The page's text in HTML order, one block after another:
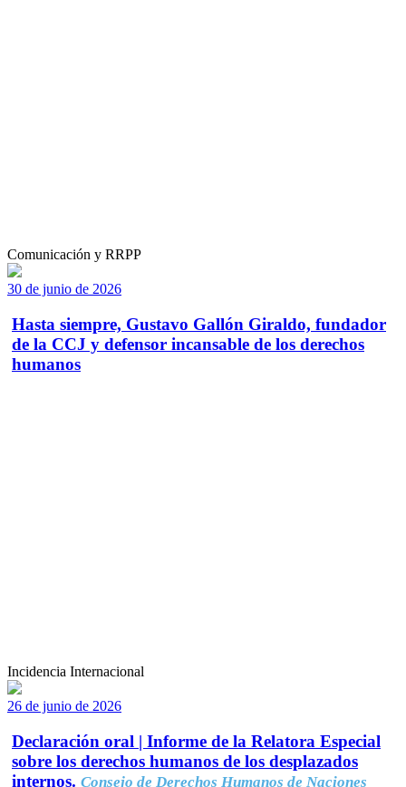
Comunicación y RRPP
30 de junio de 2026
Hasta siempre, Gustavo Gallón Giraldo, fundador
de la CCJ y defensor incansable de los derechos
humanos
Incidencia Internacional
26 de junio de 2026
Declaración oral | Informe de la Relatora Especial
sobre los derechos humanos de los desplazados
internos. Consejo de Derechos Humanos de Naciones